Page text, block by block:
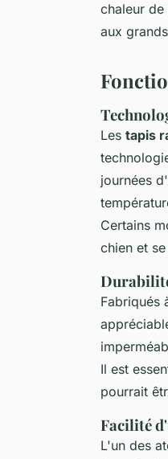
chaleur
aux
Les tapis
journées
Certains
chien et
Fabriqués
Il est
pourrait
Facilité
L'un des